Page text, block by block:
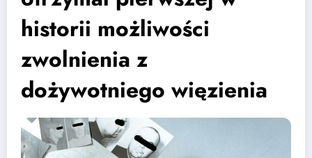
historii możliwości
zwolnienia z
dożywotniego więzienia